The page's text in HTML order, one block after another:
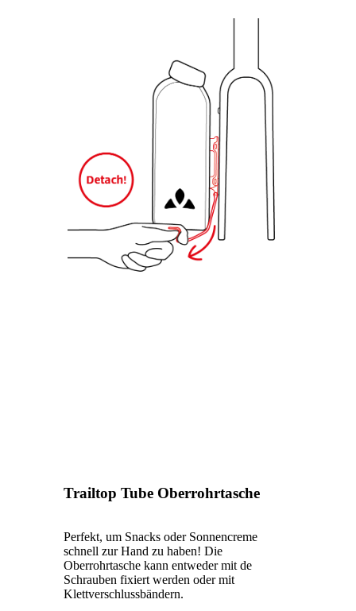
Trailtop Tube Oberrohrtasche
Perfekt, um Snacks oder Sonnencreme
schnell zur Hand zu haben! Die
Oberrohrtasche kann entweder mit de
Schrauben fixiert werden oder mit
Klettverschlussbändern.